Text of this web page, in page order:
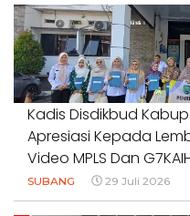
#PENDIDIKANWARTAWAN
1 Agustus 2026
Kadis Disdikbud
Apresiasi Kepada
Video MPLS Dan
SUBANG 29 Juli 2026